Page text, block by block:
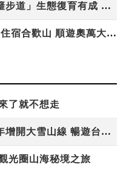
虎頭埤森林秘境！「枯樹籬步道」生態復育有成 走進大自然生命教室
一趟旅程、雙重享受！9月住宿合歡山 順遊奧萬大10元優惠入園
了就不想走
台灣好行／新路線！下半年增開大雪山線 暢遊台中更便利
光圈山海秘境之旅